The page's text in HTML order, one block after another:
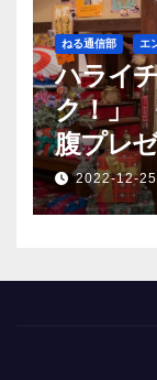
ねる通信部 エ
ハライ
ク！」
腹プレ
2022-12-25